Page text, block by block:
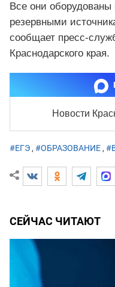
Все они
резервными
сообщает пресс-
Краснодарского края.
Новости
#ЕГЭ, #ОБРАЗОВАНИЕ,
СЕЙЧАС ЧИТАЮТ